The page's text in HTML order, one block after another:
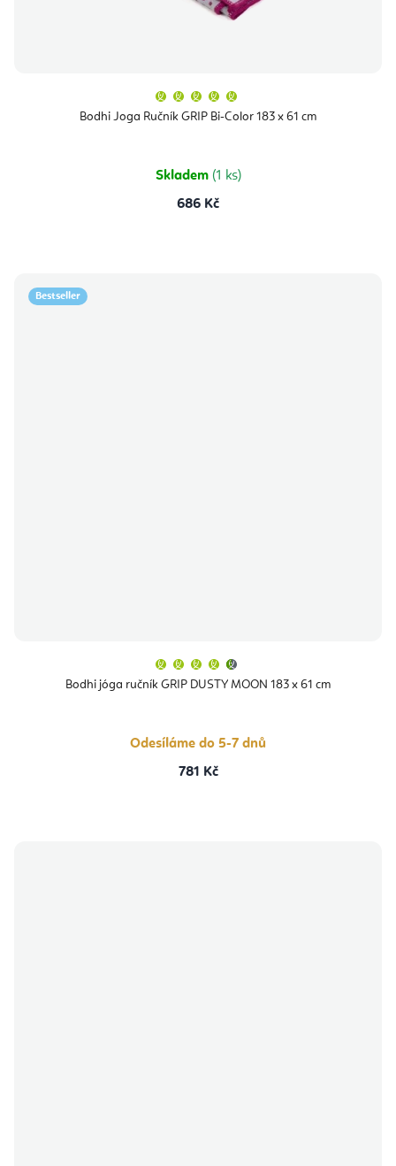
Bodhi Joga Ručník GRIP Bi-Color 183 x 61 cm
produktu
je
Skladem (1 ks)
686 Kč
Bestseller
Bodhi jóga ručník GRIP DUSTY MOON 183 x 61 cm
produktu
je
hvězdiček.
Odesíláme do 5-7 dnů
781 Kč